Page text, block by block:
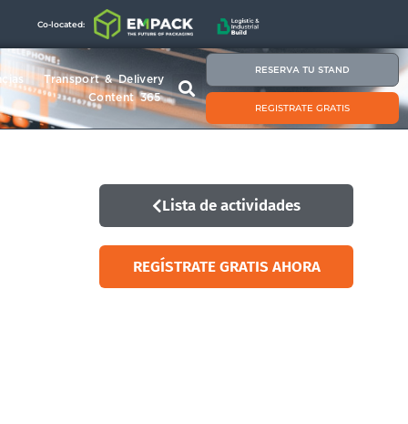
Co-located:
Transport & Delivery
Content 365
RESERVA TU STAND
REGISTRATE GRATIS
Lista de actividades
REGÍSTRATE GRATIS AHORA